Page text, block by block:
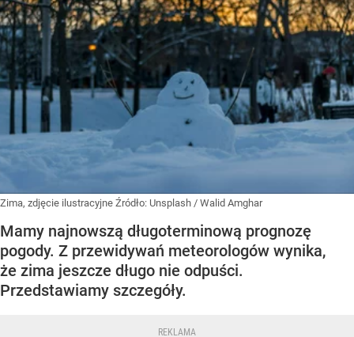
Zima, zdjęcie ilustracyjne Źródło: Unsplash / Walid Amghar
Mamy najnowszą długoterminową prognozę
pogody. Z przewidywań meteorologów wynika,
że zima jeszcze długo nie odpuści.
Przedstawiamy szczegóły.